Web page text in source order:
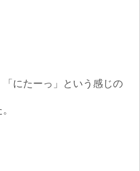
にたーっ」という感じの